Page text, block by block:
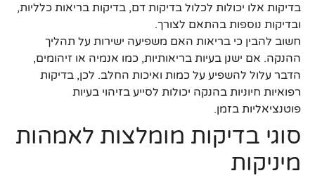
בדיקות אלו יכולות לכלול בדיקות דם, בדיקות בריאות כלליות,
ובדיקות נוספות בהתאם לצורך.
חשוב להבין כי בריאות האם משפיעה ישירות על תהליך
ההנקה. אם ישנן בעיות בריאותיות, כמו אנמיה או זיהומים,
הדבר עלול להשפיע על כמות ואיכות החלב. לכן, בדיקות
רפואיות חיוניות בהנקה יכולות לסייע בזיהוי בעיות
פוטנציאליות בזמן.
סוגי בדיקות מומלצות לאמהות
מיניקות